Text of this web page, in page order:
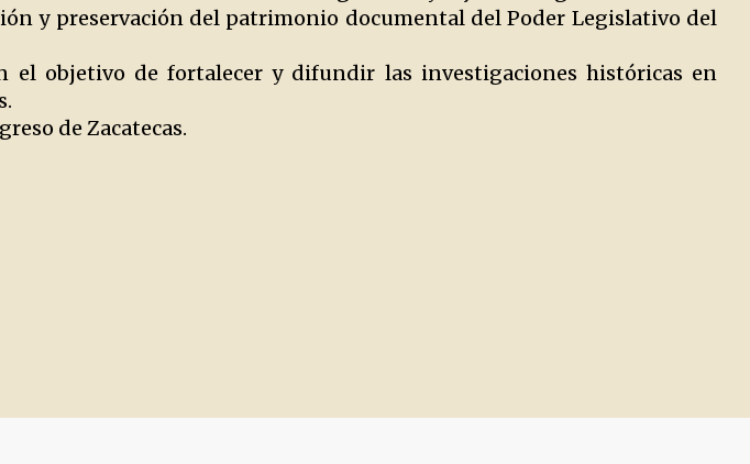
y preservación del patrimonio documental del Poder Legislativo del
el objetivo de fortalecer y difundir las investigaciones históricas en
de Zacatecas.